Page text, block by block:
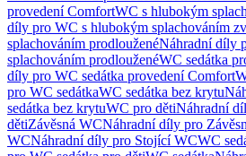
provedení ComfortWC s hlubokým
díly pro WC s hlubokým splachováním
splachováním prodlouženéNáhradní díly
splachováním prodlouženéWC sedátka
díly pro WC sedátka provedení Comfort
pro WC sedátkaWC sedátka bez krytu
sedátka bez krytuWC pro dětiNáhradní
dětiZávěsná WCNáhradní díly pro
WCNáhradní díly pro Stojící WCWC